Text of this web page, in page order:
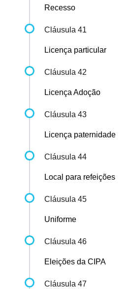
Recesso
Cláusula 41
Licença particular
Cláusula 42
Licença Adoção
Cláusula 43
Licença paternidade
Cláusula 44
Local para refeições
Cláusula 45
Uniforme
Cláusula 46
Eleições da CIPA
Cláusula 47